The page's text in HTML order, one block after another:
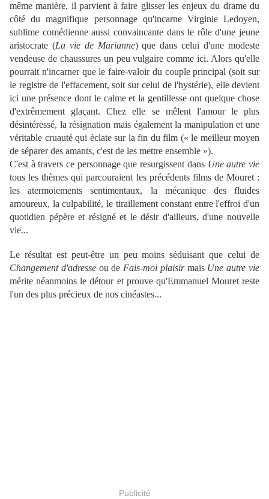
même manière, il parvient à faire glisser les enjeux du drame du
côté du magnifique personnage qu'incarne Virginie Ledoyen,
sublime comédienne aussi convaincante dans le rôle d'une jeune
aristocrate (La vie de Marianne) que dans celui d'une modeste
vendeuse de chaussures un peu vulgaire comme ici. Alors qu'elle
pourrait n'incarner que le faire-valoir du couple principal (soit sur
le registre de l'effacement, soit sur celui de l'hystérie), elle devient
ici une présence dont le calme et la gentillesse ont quelque chose
d'extrêmement glaçant. Chez elle se mêlent l'amour le plus
désintéressé, la résignation mais également la manipulation et une
véritable cruauté qui éclate sur la fin du film (« le meilleur moyen
de séparer des amants, c'est de les mettre ensemble »).
C'est à travers ce personnage que resurgissent dans Une autre vie
tous les thèmes qui parcouraient les précédents films de Mouret :
les atermoiements sentimentaux, la mécanique des fluides
amoureux, la culpabilité, le tiraillement constant entre l'effroi d'un
quotidien pépère et résigné et le désir d'ailleurs, d'une nouvelle
vie...
Le résultat est peut-être un peu moins séduisant que celui de
Changement d'adresseou de Fais-moi plaisirmais Une autre vie
mérite néanmoins le détour et prouve qu'Emmanuel Mouret reste
l'un des plus précieux de nos cinéastes...
Publicité